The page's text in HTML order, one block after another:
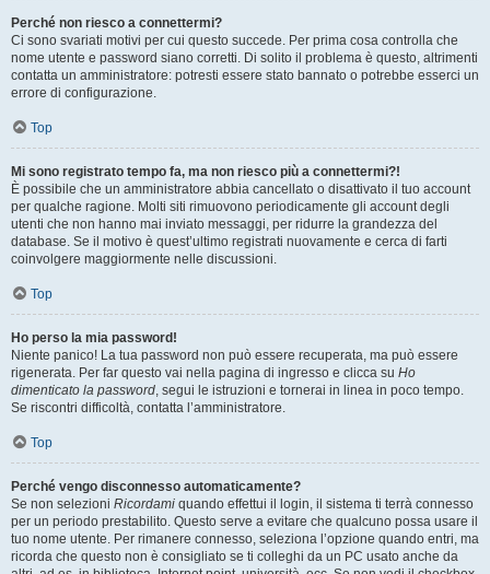
Perché non riesco a connettermi?
Ci sono svariati motivi per cui questo succede. Per prima cosa controlla che
nome utente e password siano corretti. Di solito il problema è questo, altrimenti
contatta un amministratore: potresti essere stato bannato o potrebbe esserci un
errore di configurazione.
Top
Mi sono registrato tempo fa, ma non riesco più a connettermi?!
È possibile che un amministratore abbia cancellato o disattivato il tuo account
per qualche ragione. Molti siti rimuovono periodicamente gli account degli
utenti che non hanno mai inviato messaggi, per ridurre la grandezza del
database. Se il motivo è quest’ultimo registrati nuovamente e cerca di farti
coinvolgere maggiormente nelle discussioni.
Top
Ho perso la mia password!
Niente panico! La tua password non può essere recuperata, ma può essere
rigenerata. Per far questo vai nella pagina di ingresso e clicca su Ho
dimenticato la password, segui le istruzioni e tornerai in linea in poco tempo.
Se riscontri difficoltà, contatta l’amministratore.
Top
Perché vengo disconnesso automaticamente?
Se non selezioni Ricordami quando effettui il login, il sistema ti terrà connesso
per un periodo prestabilito. Questo serve a evitare che qualcuno possa usare il
tuo nome utente. Per rimanere connesso, seleziona l’opzione quando entri, ma
ricorda che questo non è consigliato se ti colleghi da un PC usato anche da